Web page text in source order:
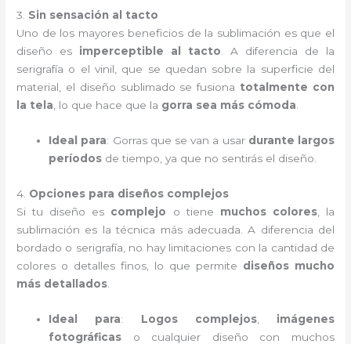
3. Sin sensación al tacto
Uno de los mayores beneficios de la sublimación es que el
diseño es imperceptible al tacto. A diferencia de la
serigrafía o el vinil, que se quedan sobre la superficie del
material, el diseño sublimado se fusiona totalmente con
la tela, lo que hace que la gorra sea más cómoda.
Ideal para: Gorras que se van a usar durante largos
períodos de tiempo, ya que no sentirás el diseño.
4. Opciones para diseños complejos
Si tu diseño es complejo o tiene muchos colores, la
sublimación es la técnica más adecuada. A diferencia del
bordado o serigrafía, no hay limitaciones con la cantidad de
colores o detalles finos, lo que permite diseños mucho
más detallados
Ideal para: Logos complejos, imágenes
fotográficas o cualquier diseño con muchos